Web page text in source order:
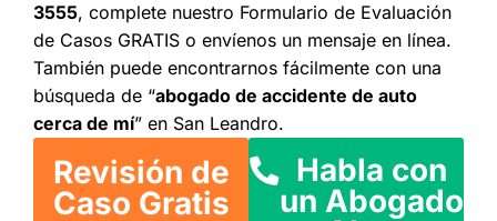
3555, complete nuestro Formulario de Evaluación
de Casos GRATIS o envíenos un mensaje en línea.
También puede encontrarnos fácilmente con una
búsqueda de “abogado de accidente de auto
cerca de mí” en San Leandro.
Revisión de
Caso Gratis
Habla con
un Abogado